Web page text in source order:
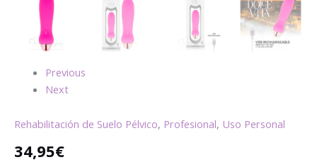
Previous
Next
Rehabilitación de Suelo Pélvico, Profesional, Uso Personal
34,95€